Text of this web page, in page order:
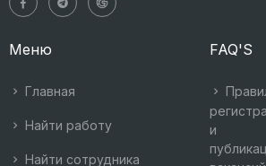
Меню
Главная
Найти работу
Найти сотрудника
FAQ'S
и